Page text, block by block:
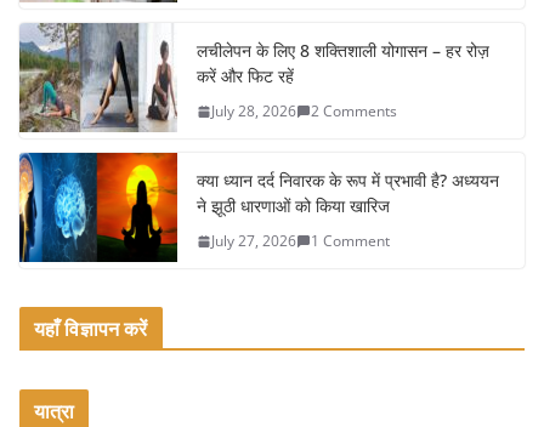
o
k
लचीलेपन के लिए 8 शक्तिशाली योगासन – हर रोज़
करें और फिट रहें
July 28, 2026 2 Comments
क्या ध्यान दर्द निवारक के रूप में प्रभावी है? अध्ययन
ने झूठी धारणाओं को किया खारिज
July 27, 2026 1 Comment
यहाँ विज्ञापन करें
यात्रा